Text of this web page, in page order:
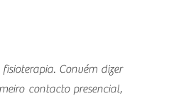
Convém dizer
contacto presencial,